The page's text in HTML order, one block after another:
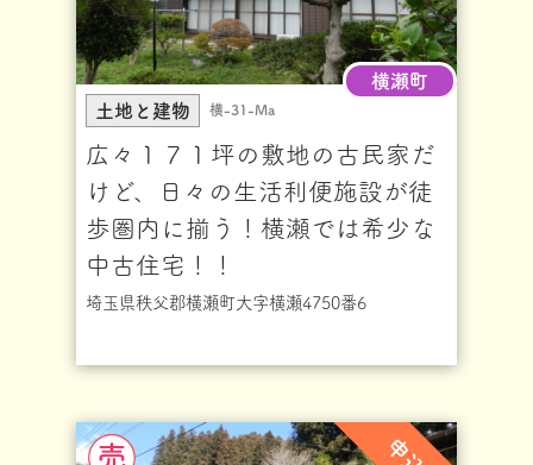
横瀬町
土地と建物
横-31-Ma
広々１７１坪の敷地の古民家だ
けど、日々の生活利便施設が徒
歩圏内に揃う！横瀬では希少な
中古住宅！！
埼玉県秩父郡横瀬町大字横瀬4750番6